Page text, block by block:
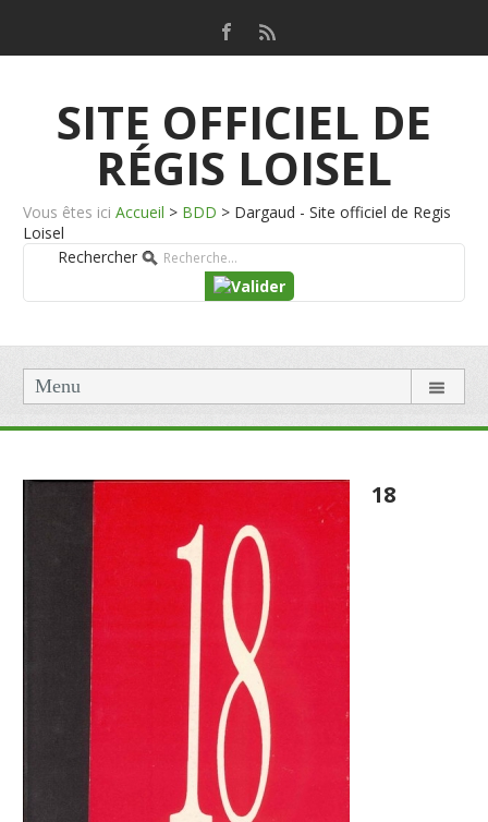
SITE OFFICIEL DE
RÉGIS LOISEL
Vous êtes ici Accueil > BDD > Dargaud - Site officiel de Regis
Loisel
Rechercher
Menu
18